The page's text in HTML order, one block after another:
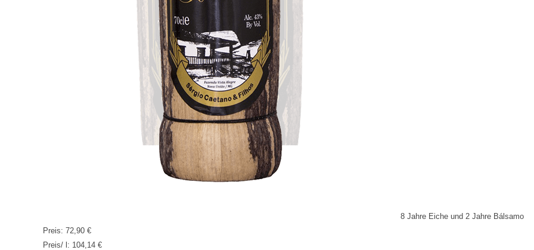
8 Jahre Eiche und 2 Jahre Bálsamo
Preis: 72,90 €
Preis/ l: 104,14 €